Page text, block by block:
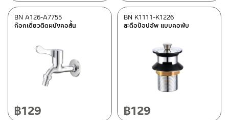
ก๊อกเดี่ยวติดผนังคอสั้น
BN A126-A7755
฿129
สะดือป๊อปอัพ แบบคอพับ
BN K1111-K1226
฿129